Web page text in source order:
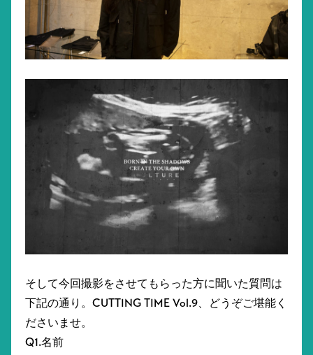
そして今回撮影をさせてもらった方に聞いた質問は
下記の通り。CUTTING TIME Vol.9、どうぞご堪能く
ださいませ。
Q1.名前